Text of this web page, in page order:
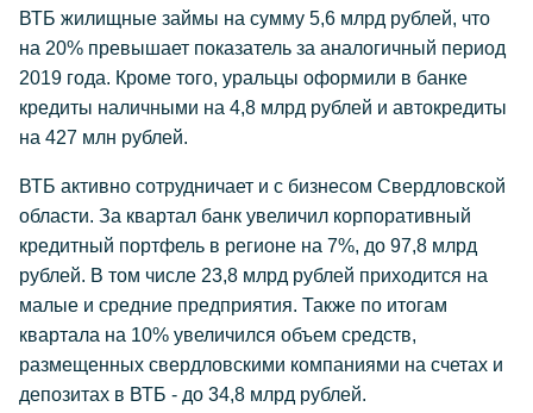
ВТБ жилищные займы на сумму 5,6 млрд рублей, что
на 20% превышает показатель за аналогичный период
2019 года. Кроме того, уральцы оформили в банке
кредиты наличными на 4,8 млрд рублей и автокредиты
на 427 млн рублей.
ВТБ активно сотрудничает и с бизнесом Свердловской
области. За квартал банк увеличил корпоративный
кредитный портфель в регионе на 7%, до 97,8 млрд
рублей. В том числе 23,8 млрд рублей приходится на
малые и средние предприятия. Также по итогам
квартала на 10% увеличился объем средств,
размещенных свердловскими компаниями на счетах и
депозитах в ВТБ - до 34,8 млрд рублей.